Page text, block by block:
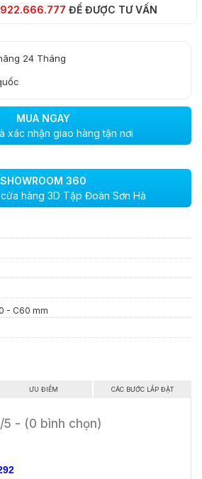
ĐỂ ĐƯỢC TƯ VẤN
24 Tháng
MUA NGAY
xác nhận giao hàng tận nơi
SHOWROOM 360
hàng 3D Tập Đoàn Sơn Hà
- C60 mm
ƯU ĐIỂM CÁC BƯỚC LẮP ĐẶT
5 - (0 bình chọn)